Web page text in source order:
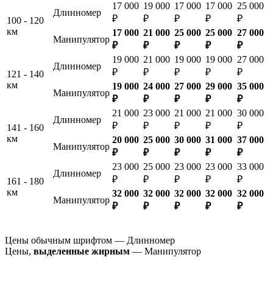
100 - 120
км
Длинномер
17 000
₽
19 000
₽
17 000
₽
17 000
₽
25 000
₽
Манипулятор
17 000
₽
21 000
₽
25 000
₽
25 000
₽
27 000
₽
121 - 140
км
Длинномер
19 000
₽
21 000
₽
19 000
₽
19 000
₽
27 000
₽
Манипулятор
19 000
₽
24 000
₽
27 000
₽
29 000
₽
35 000
₽
141 - 160
км
Длинномер
21 000
₽
23 000
₽
21 000
₽
21 000
₽
30 000
₽
Манипулятор
20 000
₽
25 000
₽
30 000
₽
31 000
₽
37 000
₽
161 - 180
км
Длинномер
23 000
₽
25 000
₽
23 000
₽
23 000
₽
33 000
₽
Манипулятор
32 000
₽
32 000
₽
32 000
₽
32 000
₽
32 000
₽
Цены обычным шрифтом — Длинномер
Цены, выделенные жирным — Манипулятор